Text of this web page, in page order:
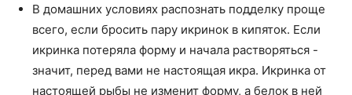
В домашних условиях распознать подделку проще
всего, если бросить пару икринок в кипяток. Если
икринка потеряла форму и начала растворяться -
значит, перед вами не настоящая икра. Икринка от
настоящей рыбы не изменит форму, а белок в ней